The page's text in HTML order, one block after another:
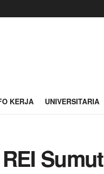
KERJA UNIVERSITARIA
Sumut